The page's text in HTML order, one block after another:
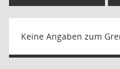
Keine Angaben zum